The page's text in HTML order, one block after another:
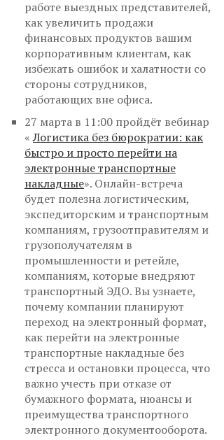
работе выездных представителей,
как увеличить продажи
финансовых продуктов вашим
корпоративным клиентам, как
избежать ошибок и халатности со
стороны сотрудников,
работающих вне офиса.
27 марта в 11:00 пройдёт вебинар
«Логистика без бюрократии: как
быстро и просто перейти на
электронные транспортные
накладные». Онлайн-встреча
будет полезна логистическим,
экспедиторским и транспортным
компаниям, грузоотправителям и
грузополучателям в
промышленности и ретейле,
компаниям, которые внедряют
транспортный ЭДО. Вы узнаете,
почему компании планируют
переход на электронный формат,
как перейти на электронные
транспортные накладные без
стресса и остановки процесса, что
важно учесть при отказе от
бумажного формата, нюансы и
преимущества транспортного
электронного документооборота.